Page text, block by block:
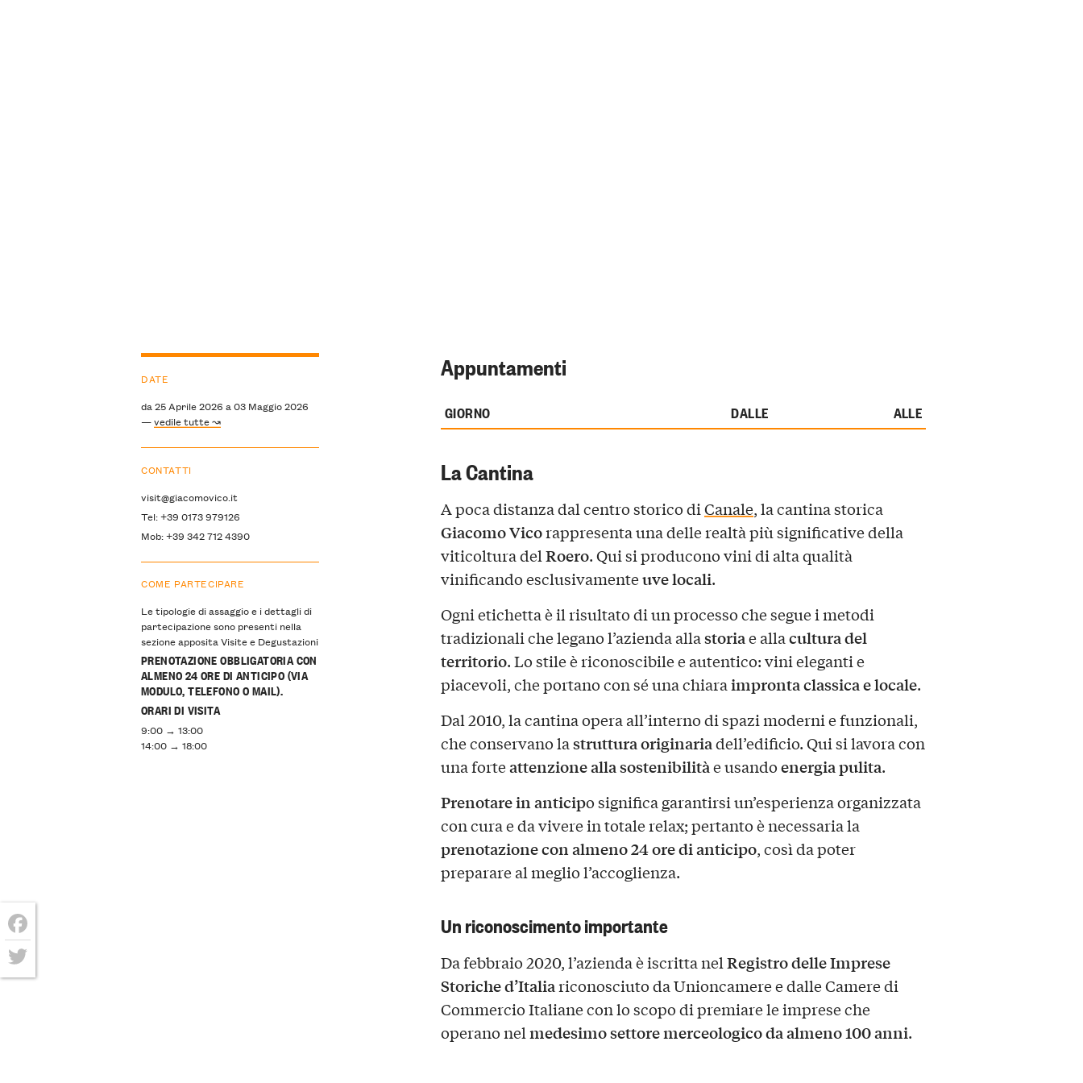
Appuntamenti
GIORNO DALLE ALLE
La Cantina
A poca distanza dal centro storico diCanale, la cantina storica
Giacomo Vicorappresenta una delle realtà più significative della
viticoltura delRoero. Qui si producono vini di alta qualità
vinificando esclusivamenteuve locali.
Ogni etichetta è il risultato di un processo che segue i metodi
tradizionali che legano l’azienda allastoriae allacultura del
territorio. Lo stile è riconoscibile e autentico: vini eleganti e
piacevoli, che portano con sé una chiaraimpronta classica e locale.
Dal 2010, la cantina opera all’interno di spazi moderni e funzionali,
che conservano lastruttura originariadell’edificio. Qui si lavora con
una forteattenzione alla sostenibilitàe usandoenergia pulita.
Prenotare in anticipo significa garantirsi un’esperienza organizzata
con cura e da vivere in totale relax; pertanto è necessaria la
prenotazione con almeno 24 ore di anticipo, così da poter
preparare al meglio l’accoglienza.
Un riconoscimento importante
Da febbraio 2020, l’azienda è iscritta nelRegistro delle Imprese
Storiche d’Italiariconosciuto da Unioncamere e dalle Camere di
Commercio Italiane con lo scopo di premiare le imprese che
operano nelmedesimo settore merceologico da almeno 100 anni.
DATE
da 25 Aprile 2026 a 03 Maggio 2026
—vedile tutte ↝
CONTATTI
visit@giacomovico.it
Tel: +39 0173 979126
Mob: +39 342 712 4390
COME PARTECIPARE
Le tipologie di assaggio e i dettagli di
partecipazione sono presenti nella
sezione apposita Visite e Degustazioni
PRENOTAZIONE OBBLIGATORIA CON
ALMENO 24 ORE DI ANTICIPO (VIA
MODULO, TELEFONO O MAIL).
ORARI DI VISITA
9:00 → 13:00
14:00 → 18:00
Facebook
Twitter